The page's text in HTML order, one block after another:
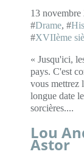
13 novembre
#Drame, #
#XVIIème
« Jusqu'ici,
pays. C'est
vous mettrez
longue date
sorcières....
Lou
Astor